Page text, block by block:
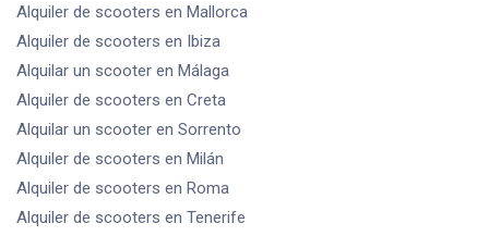
Alquiler de scooters en Mallorca
Alquiler de scooters en Ibiza
Alquilar un scooter en Málaga
Alquiler de scooters en Creta
Alquilar un scooter en Sorrento
Alquiler de scooters en Milán
Alquiler de scooters en Roma
Alquiler de scooters en Tenerife